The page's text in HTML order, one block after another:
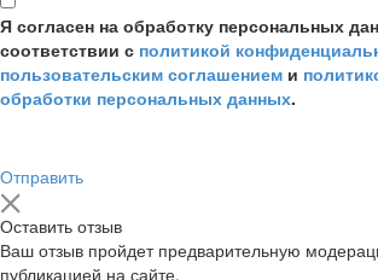
Я согласен на обработку персональных
соответствии с политикой
пользовательским соглашением и
обработки персональных данных.
Отправить
Оставить отзыв
Ваш отзыв пройдет предварительную
публикацией на сайте.